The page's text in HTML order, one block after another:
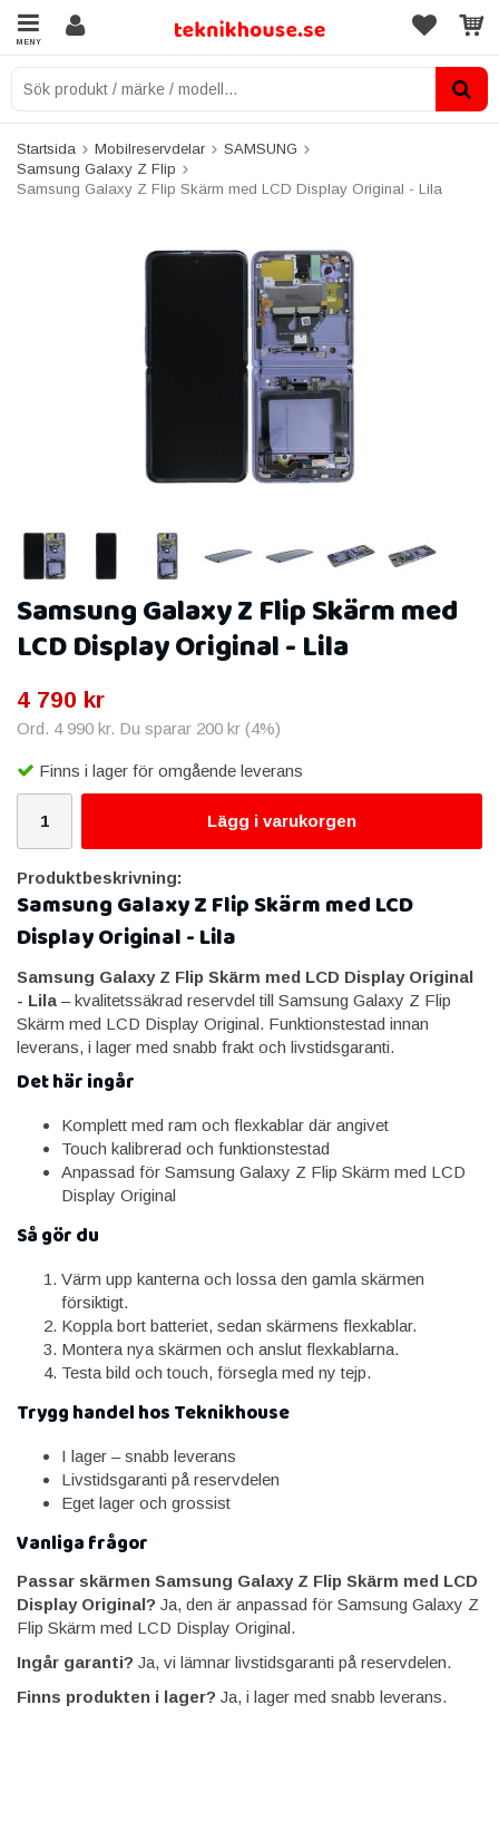
MENY
Startsida Mobilreservdelar
SAMSUNG
Samsung Galaxy Z Flip
Samsung Galaxy Z Flip Skärm med LCD Display Original - Lila
Samsung Galaxy Z Flip Skärm med
LCD Display Original - Lila
4 790 kr
Ord. 4 990 kr. Du sparar 200 kr (4%)
Finns i lager för omgående leverans
Lägg i varukorgen
Produktbeskrivning:
Samsung Galaxy Z Flip Skärm med LCD
Display Original - Lila
Samsung Galaxy Z Flip Skärm med LCD Display Original
- Lila – kvalitetssäkrad reservdel till Samsung Galaxy Z Flip
Skärm med LCD Display Original. Funktionstestad innan
leverans, i lager med snabb frakt och livstidsgaranti.
Det här ingår
Komplett med ram och flexkablar där angivet
Touch kalibrerad och funktionstestad
Anpassad för Samsung Galaxy Z Flip Skärm med LCD
Display Original
Så gör du
Värm upp kanterna och lossa den gamla skärmen
försiktigt.
Koppla bort batteriet, sedan skärmens flexkablar.
Montera nya skärmen och anslut flexkablarna.
Testa bild och touch, försegla med ny tejp.
Trygg handel hos Teknikhouse
I lager – snabb leverans
Livstidsgaranti på reservdelen
Eget lager och grossist
Vanliga frågor
Passar skärmen Samsung Galaxy Z Flip Skärm med LCD
Display Original? Ja, den är anpassad för Samsung Galaxy Z
Flip Skärm med LCD Display Original.
Ingår garanti? Ja, vi lämnar livstidsgaranti på reservdelen.
Finns produkten i lager? Ja, i lager med snabb leverans.